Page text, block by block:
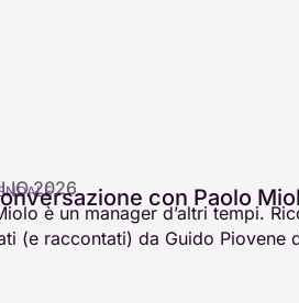
2026 con Paolo
è un manager d’altri tempi.
(e raccontati) da Guido Piovene